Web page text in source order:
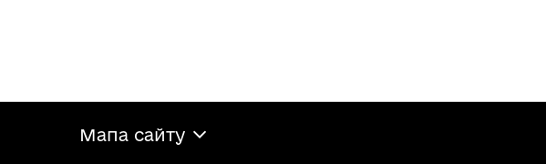
Мапа сайту